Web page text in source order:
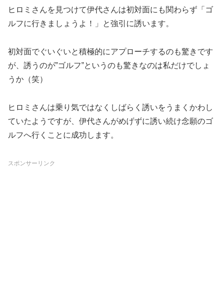
ヒロミさんを見つけて伊代さんは初対面にも関わらず「ゴ
ルフに行きましょうよ！」と強引に誘います。
初対面でぐいぐいと積極的にアプローチするのも驚きです
が、誘うのが”ゴルフ”というのも驚きなのは私だけでしょ
うか（笑）
ヒロミさんは乗り気ではなくしばらく誘いをうまくかわし
ていたようですが、伊代さんがめげずに誘い続け念願のゴ
ルフへ行くことに成功します。
スポンサーリンク